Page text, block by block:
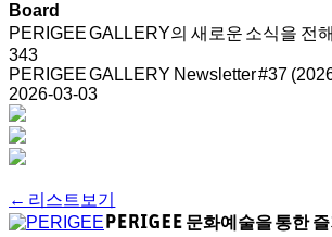
Board
PERIGEE GALLERY의 새로운 소식을 전
343
PERIGEE GALLERY Newsletter #37
2026-03-03
← 리스트보기
문화예술을 통한